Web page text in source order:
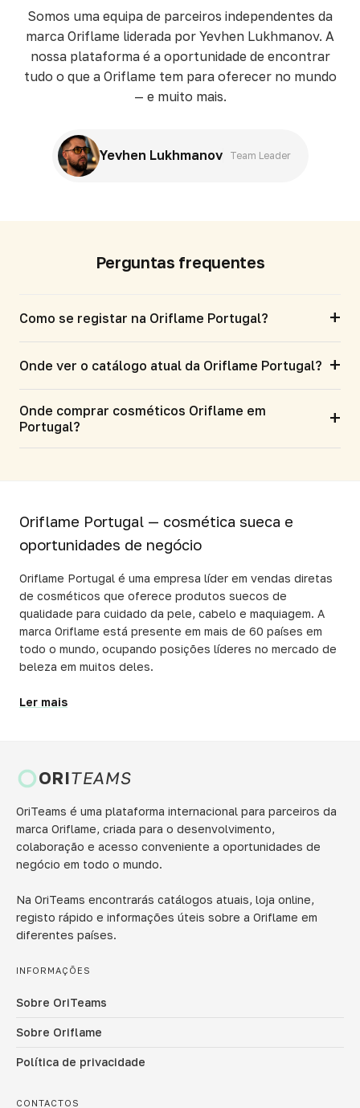
Somos uma equipa de parceiros independentes da
marca Oriflame liderada por Yevhen Lukhmanov. A
nossa plataforma é a oportunidade de encontrar
tudo o que a Oriflame tem para oferecer no mundo
— e muito mais.
Yevhen Lukhmanov Team Leader
Perguntas frequentes
Como se registar na Oriflame Portugal? +
Onde ver o catálogo atual da Oriflame Portugal? +
Onde comprar cosméticos Oriflame em
Portugal?
+
Oriflame Portugal — cosmética sueca e
oportunidades de negócio
Oriflame Portugal é uma empresa líder em vendas diretas
de cosméticos que oferece produtos suecos de
qualidade para cuidado da pele, cabelo e maquiagem. A
marca Oriflame está presente em mais de 60 países em
todo o mundo, ocupando posições líderes no mercado de
beleza em muitos deles.
Ler mais
ORITEAMS
OriTeams é uma plataforma internacional para parceiros da
marca Oriflame, criada para o desenvolvimento,
colaboração e acesso conveniente a oportunidades de
negócio em todo o mundo.
Na OriTeams encontrarás catálogos atuais, loja online,
registo rápido e informações úteis sobre a Oriflame em
diferentes países.
INFORMAÇÕES
Sobre OriTeams
Sobre Oriflame
Política de privacidade
CONTACTOS